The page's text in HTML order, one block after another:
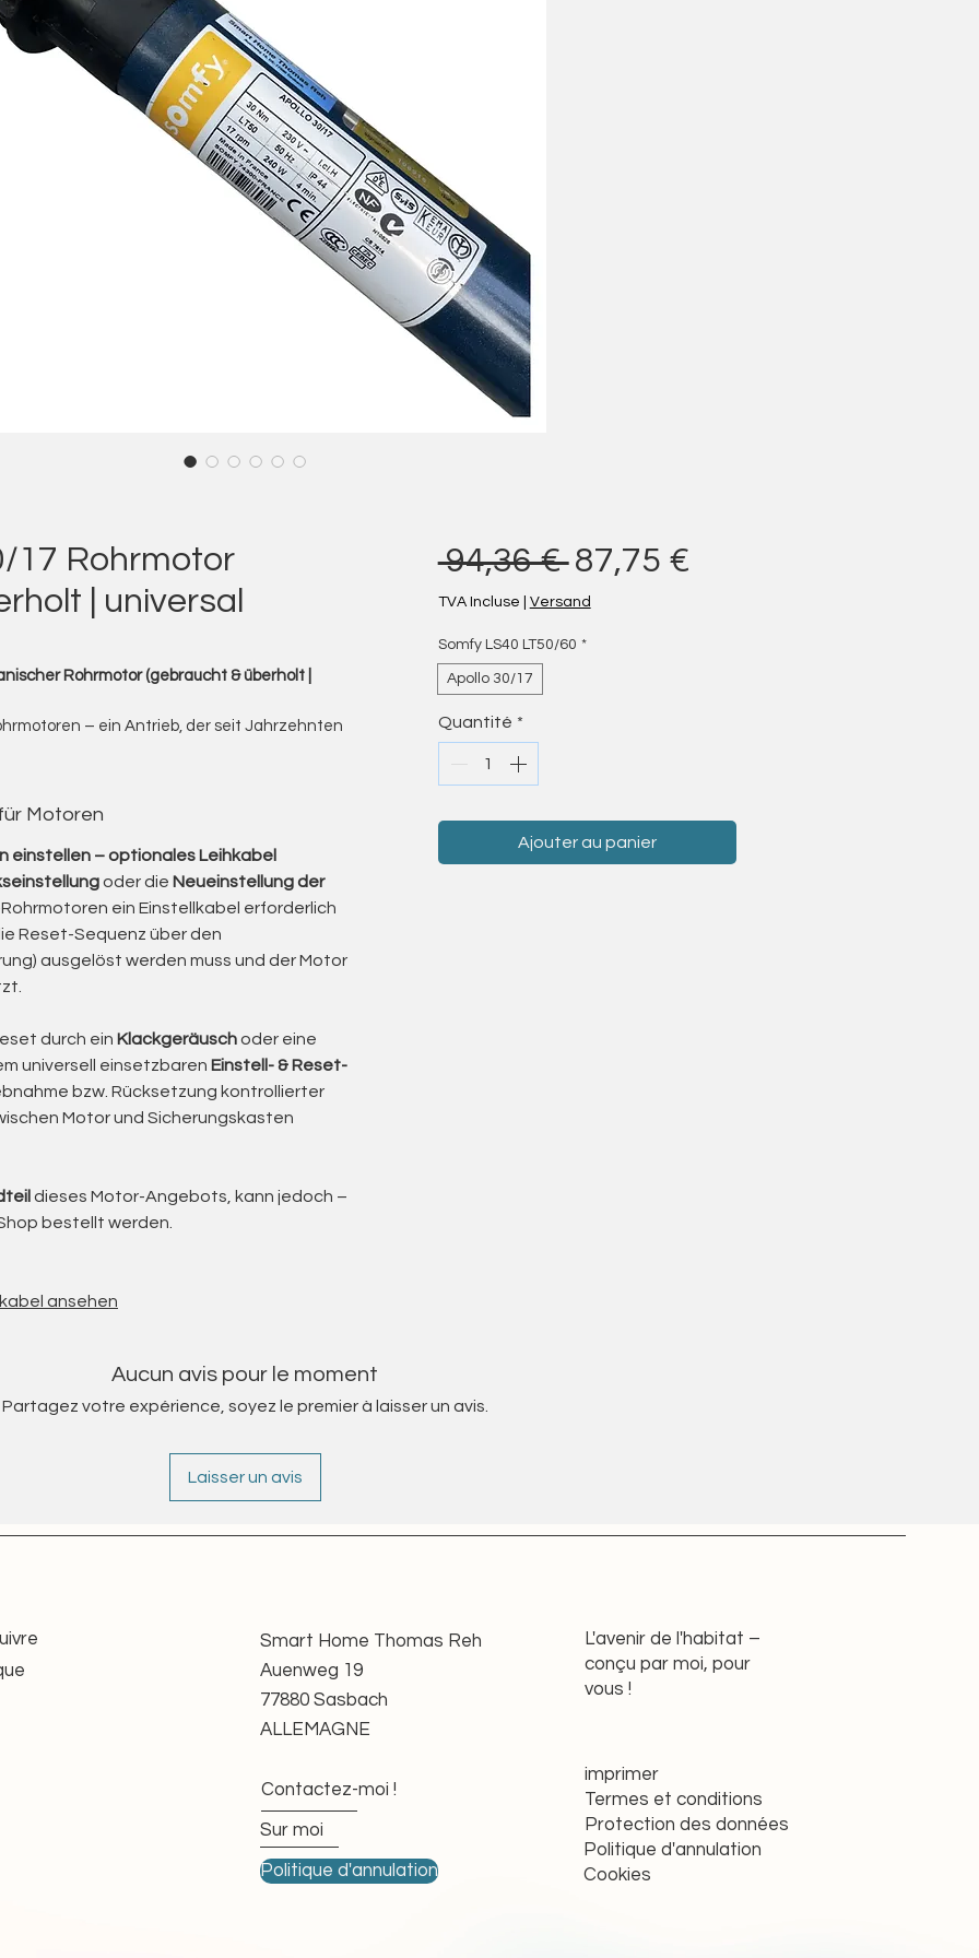
17 Rohrmotor
| universal
Rohrmotor (gebraucht & überholt |
– ein Antrieb, der seit Jahrzehnten
ihre außergewöhnliche Langlebigkeit,
aus.
sind bis heute in unzähligen Anlagen im
Qualität.
in meinem eingetragenen
zuverlässige Arbeit, ohne dass hohe
Neuanlage entstehen.
ist hier der wirtschaftlich und ökologisch
der mechanischen Kupplung
Rolltore und viele weitere
Endabschaltung eignen sie sich
bestehender Anlagen, ohne
nach EU-Sicherheitsverordnung (GPSR)
Quellen oder aus meinem eigenen
Funktionsprüfung weitergegeben.
können produktionsbedingt abweichen,
ihre Serienkennzeichnungen geändert
ist stets der exakte Motortyp
Motoren
einstellen – optionales Leihkabel
oder die Neueinstellung der
ein Einstellkabel erforderlich
Reset-Sequenz über den
ausgelöst werden muss und der Motor
durch ein Klackgeräuschoder eine
universell einsetzbaren Einstell- & Reset-
bzw. Rücksetzung kontrollierter
Motor und Sicherungskasten
dieses Motor-Angebots, kann jedoch –
bestellt werden.
ansehen
94,36 € Prix original
87,75 €
TVA Incluse Versand
Somfy LS40 LT50/60 *
Apollo 30/17
Quantité *
Ajouter au panier
Aucun avis pour le moment
Partagez votre expérience, soyez le premier à laisser un avis.
Laisser un avis
Smart Home Thomas Reh
Auenweg 19
77880 Sasbach
ALLEMAGNE
Contactez-moi !
Sur moi
Politique d'annulation
L'avenir de l'habitat –
conçu par moi, pour
vous !
imprimer
Termes et conditions
Protection des données
Politique d'annulation
Cookies